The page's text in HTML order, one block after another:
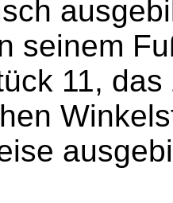
seinem
11,